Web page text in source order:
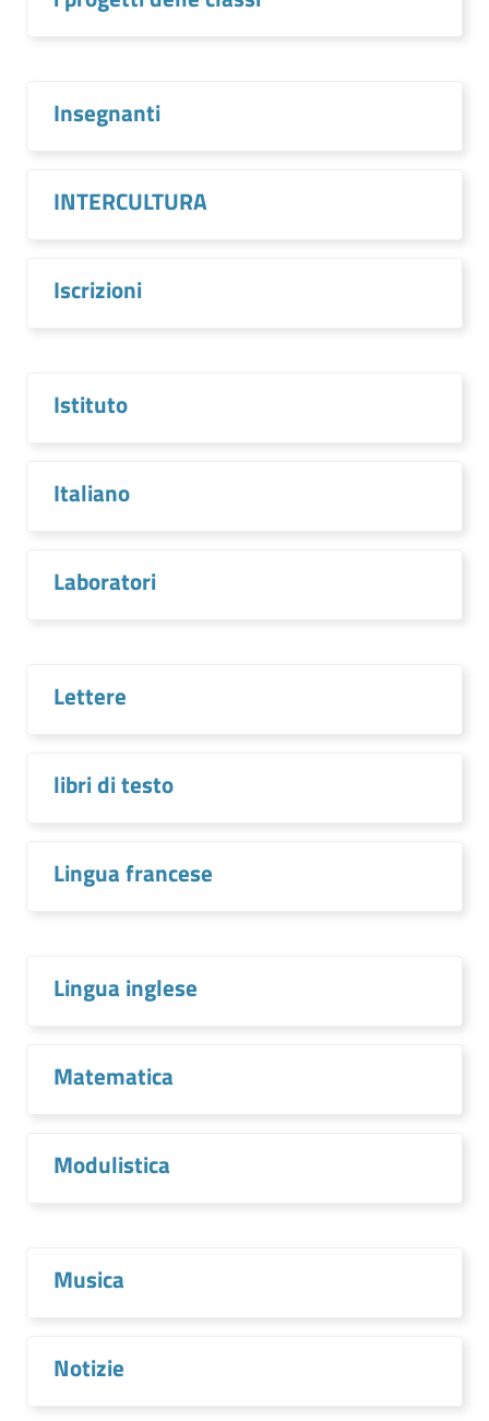
Insegnanti
INTERCULTURA
Iscrizioni
Istituto
Italiano
Laboratori
Lettere
libri di testo
Lingua francese
Lingua inglese
Matematica
Modulistica
Musica
Notizie